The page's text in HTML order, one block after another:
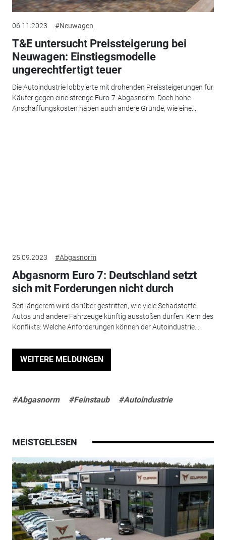
06.11.2023 #Neuwagen
T&E untersucht Preissteigerung bei
Neuwagen: Einstiegsmodelle
ungerechtfertigt teuer
Die Autoindustrie lobbyierte mit drohenden Preissteigerungen für
Käufer gegen eine strenge Euro-7-Abgasnorm. Doch hohe
Anschaffungskosten haben auch andere Gründe, wie eine...
25.09.2023 #Abgasnorm
Abgasnorm Euro 7: Deutschland setzt
sich mit Forderungen nicht durch
Seit längerem wird darüber gestritten, wie viele Schadstoffe
Autos und andere Fahrzeuge künftig ausstoßen dürfen. Kern des
Konflikts: Welche Anforderungen können der Autoindustrie...
WEITERE MELDUNGEN
#Abgasnorm #Feinstaub #Autoindustrie
MEISTGELESEN